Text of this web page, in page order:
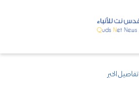
تفاصيل الخبر